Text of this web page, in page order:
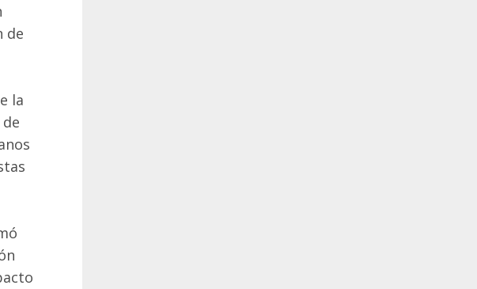
de
la